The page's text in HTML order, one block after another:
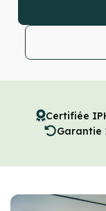
Certifiée
Garantie